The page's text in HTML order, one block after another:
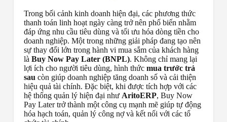
Trong bối cảnh kinh doanh hiện đại, các phương thức
thanh toán linh hoạt ngày càng trở nên phổ biến nhằm
đáp ứng nhu cầu tiêu dùng và tối ưu hóa dòng tiền cho
doanh nghiệp. Một trong những giải pháp đang tạo nên
sự thay đổi lớn trong hành vi mua sắm của khách hàng
là Buy Now Pay Later (BNPL). Không chỉ mang lại
lợi ích cho người tiêu dùng, hình thức mua trước trả
sau còn giúp doanh nghiệp tăng doanh số và cải thiện
hiệu quả tài chính. Đặc biệt, khi được tích hợp với các
hệ thống quản lý hiện đại như AritoERP, Buy Now
Pay Later trở thành một công cụ mạnh mẽ giúp tự động
hóa hạch toán, quản lý công nợ và kết nối với các tổ